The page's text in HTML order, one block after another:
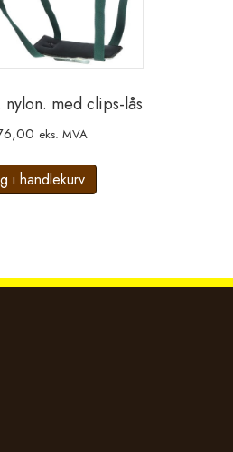
nylon. med clips-lås
eks. MVA
i handlekurv